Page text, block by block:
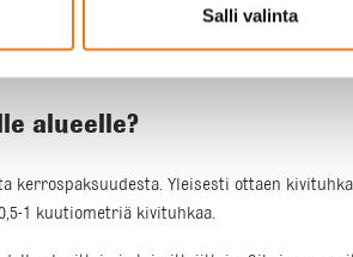
Salli valinta
pölytä kuivina kausina, mikä voi olla
alueelle?
kerrospaksuudesta. Yleisesti ottaen
1 kuutiometriä kivituhkaa.